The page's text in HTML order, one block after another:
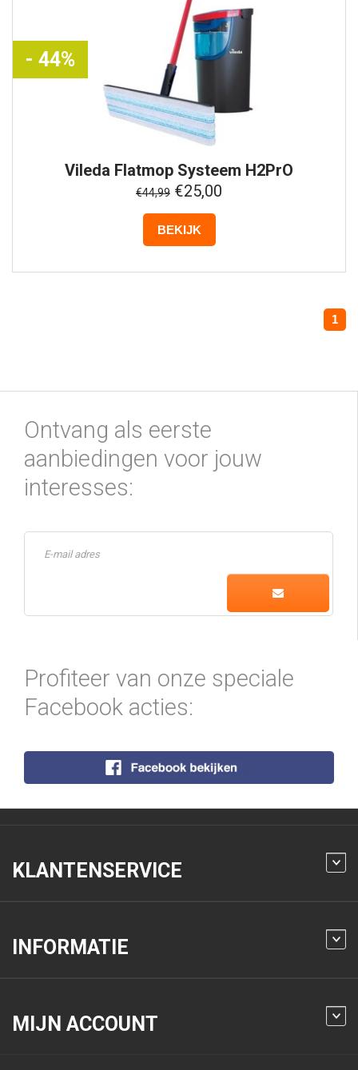
- 44%
Vileda Flatmop Systeem H2PrO
€44,99 €25,00
BEKIJK
1
Ontvang als eerste
aanbiedingen voor jouw
interesses:
Profiteer van onze speciale
Facebook acties:
KLANTENSERVICE
INFORMATIE
MIJN ACCOUNT